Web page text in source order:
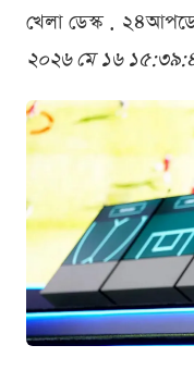
খেলা ডেস্ক .
২০২৬ মে ১৬